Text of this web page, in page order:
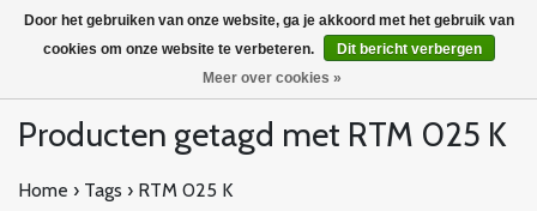
Producten getagd met RTM 025 K
Home › Tags › RTM 025 K
Door het gebruiken van onze website, ga je akkoord met het gebruik van
cookies om onze website te verbeteren.
Dit bericht verbergen
Meer over cookies »